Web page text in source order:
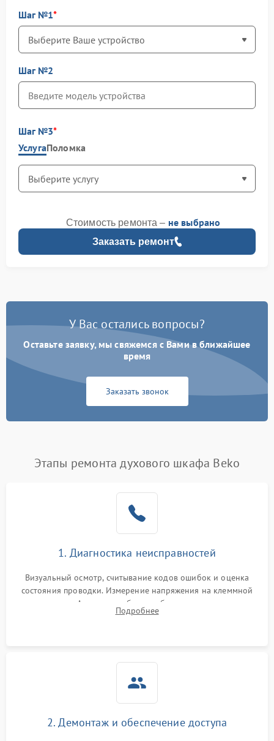
Шаг №1
Шаг №2
Шаг №3
УслугаПоломка
Заказать ремонт
Стоимость ремонта – не выбрано
У Вас остались вопросы?
Оставьте заявку, мы свяжемся с Вами в ближайшее
время
Заказать звонок
Этапы ремонта духового шкафа Beko
1. Диагностика неисправностей
Визуальный осмотр, считывание кодов ошибок и оценка
состояния проводки. Измерение напряжения на клеммной
колодке. Анализ жалоб на проблемы с нагревом,
конвекцией, панелью управления или блокировкой дверцы.
Подробнее
2. Демонтаж и обеспечение доступа